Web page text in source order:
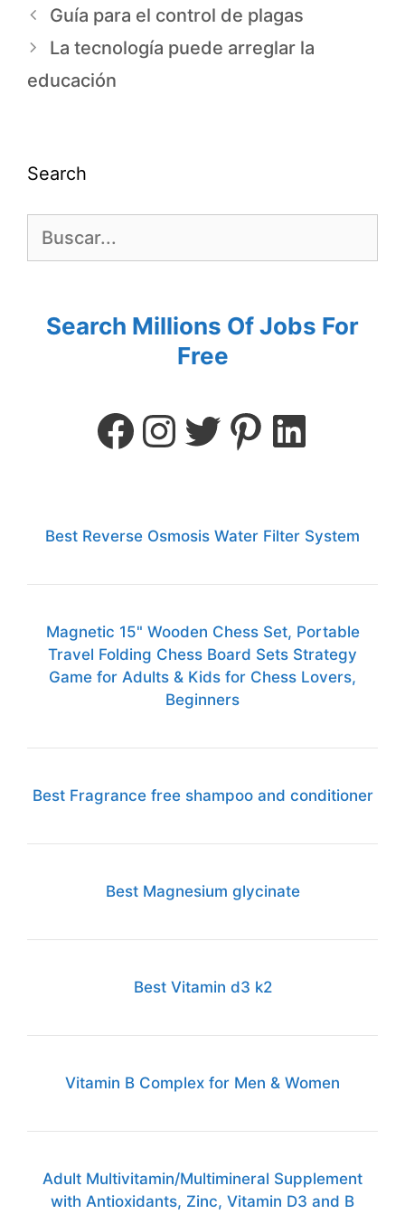
Guía para el control de plagas
La tecnología puede arreglar la
educación
Search
Search Millions Of Jobs For
Free
Best Reverse Osmosis Water Filter System
Magnetic 15" Wooden Chess Set, Portable
Travel Folding Chess Board Sets Strategy
Game for Adults & Kids for Chess Lovers,
Beginners
Best Fragrance free shampoo and conditioner
Best Magnesium glycinate
Best Vitamin d3 k2
Vitamin B Complex for Men & Women
Adult Multivitamin/Multimineral Supplement
with Antioxidants, Zinc, Vitamin D3 and B